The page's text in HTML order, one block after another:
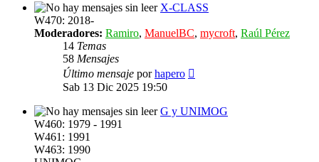
X-CLASS
W470: 2018-
Moderadores: Ramiro, ManuelBC, mycroft, Raúl Pérez
14 Temas
58 Mensajes
Último mensaje porhapero
Sab 13 Dic 2025 19:50
G y UNIMOG
W460: 1979 - 1991
W461: 1991
W463: 1990